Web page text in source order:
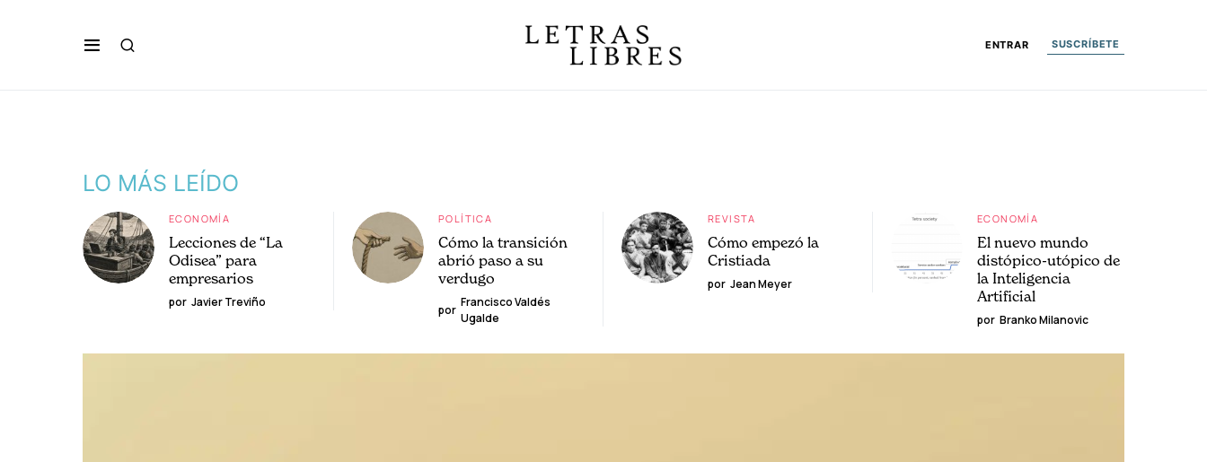
ENTRAR SUSCRÍBETE
LO MÁS LEÍDO
ECONOMÍA
Lecciones de “La
Odisea” para
empresarios
por Javier Treviño
POLÍTICA
Cómo la transición
abrió paso a su
verdugo
por
Francisco Valdés
Ugalde
REVISTA
Cómo empezó la
Cristiada
por Jean Meyer
ECONOMÍA
El nuevo mundo
distópico-utópico de
la Inteligencia
Artificial
por Branko Milanovic